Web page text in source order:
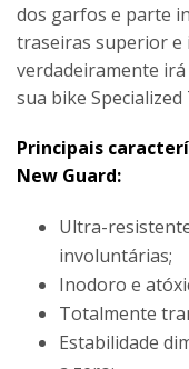
dos garfos e parte
traseiras superior e
verdadeiramente
sua bike Specialized
Principais
New Guard:
Ultra-
involuntárias;
Inodoro e
Totalmente
Estabilidade